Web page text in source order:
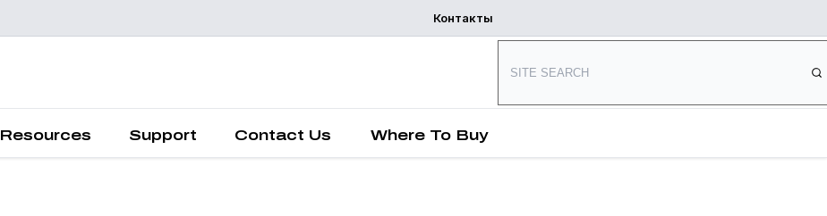
Контакты
Resources Support Contact Us Where To Buy
Где купить
проектирование